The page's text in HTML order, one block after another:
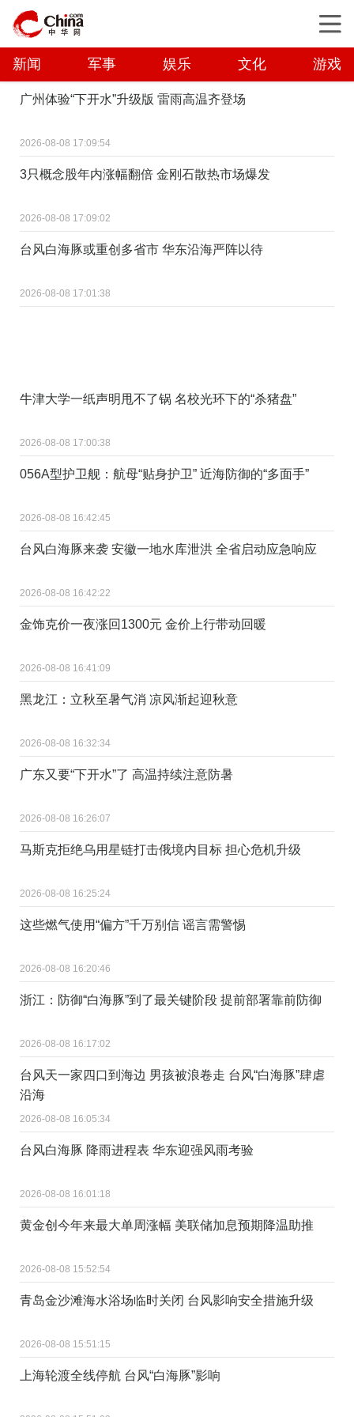
新闻 军事 娱乐 文化 游戏
广州体验“下开水”升级版 雷雨高温齐登场
2026-08-08 17:09:54
3只概念股年内涨幅翻倍 金刚石散热市场爆发
2026-08-08 17:09:02
台风白海豚或重创多省市 华东沿海严阵以待
2026-08-08 17:01:38
牛津大学一纸声明甩不了锅 名校光环下的“杀猪盘”
2026-08-08 17:00:38
056A型护卫舰：航母“贴身护卫” 近海防御的“多面手”
2026-08-08 16:42:45
台风白海豚来袭 安徽一地水库泄洪 全省启动应急响应
2026-08-08 16:42:22
金饰克价一夜涨回1300元 金价上行带动回暖
2026-08-08 16:41:09
黑龙江：立秋至暑气消 凉风渐起迎秋意
2026-08-08 16:32:34
广东又要“下开水”了 高温持续注意防暑
2026-08-08 16:26:07
马斯克拒绝乌用星链打击俄境内目标 担心危机升级
2026-08-08 16:25:24
这些燃气使用“偏方”千万别信 谣言需警惕
2026-08-08 16:20:46
浙江：防御“白海豚”到了最关键阶段 提前部署靠前防御
2026-08-08 16:17:02
台风天一家四口到海边 男孩被浪卷走 台风“白海豚”肆虐
沿海
2026-08-08 16:05:34
台风白海豚 降雨进程表 华东迎强风雨考验
2026-08-08 16:01:18
黄金创今年来最大单周涨幅 美联储加息预期降温助推
2026-08-08 15:52:54
青岛金沙滩海水浴场临时关闭 台风影响安全措施升级
2026-08-08 15:51:15
上海轮渡全线停航 台风“白海豚”影响